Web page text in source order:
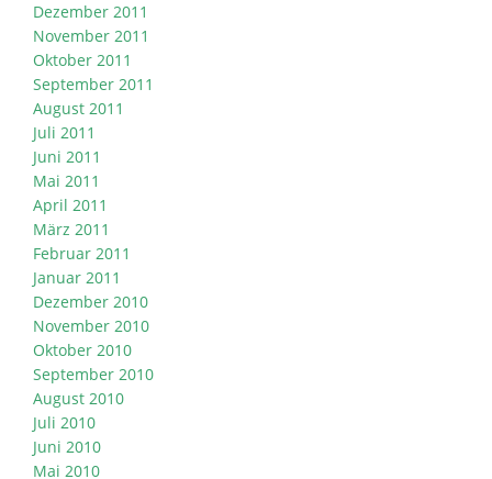
Dezember 2011
November 2011
Oktober 2011
September 2011
August 2011
Juli 2011
Juni 2011
Mai 2011
April 2011
März 2011
Februar 2011
Januar 2011
Dezember 2010
November 2010
Oktober 2010
September 2010
August 2010
Juli 2010
Juni 2010
Mai 2010